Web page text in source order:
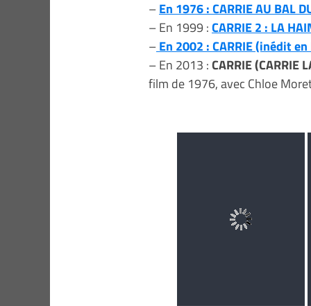
–En 1976 : CARRIE AU BAL
– En 1999 :CARRIE 2 : LA
–En 2002 : CARRIE (inédit
– En 2013 :CARRIE (CARRIE
film de 1976, avec Chloe